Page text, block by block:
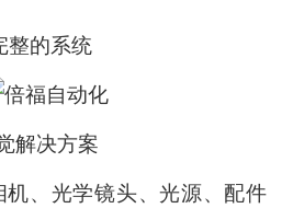
的系统
决方案
、光学镜头、光源、配件